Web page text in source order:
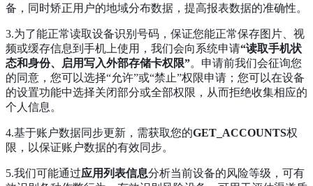
备，同时矫正用户的地域分布数据，提高报表数据的准确性。
3.为了能正常读取设备识别号码，保证您能正常保存图片、视
频或缓存信息到手机上使用，我们会向系统申请“读取手机状
态和身份、启用写入外部存储卡权限”。申请前我们会征询您
的同意，您可以选择“允许”或“禁止”权限申请；您可以在设备
的设置功能中选择关闭部分或全部权限，从而拒绝收集相应的
个人信息。
4.基于账户数据同步更新，需获取您的GET_ACCOUNTS权
限，以保证账户数据的有效同步。
5.我们可能通过应用列表信息分析当前设备的风险等级，可有